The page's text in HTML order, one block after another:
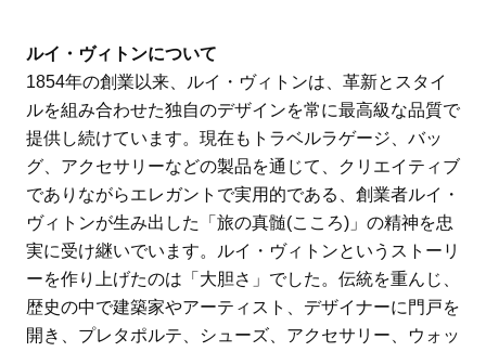
ルイ・ヴィトンについて
1854年の創業以来、ルイ・ヴィトンは、革新とスタイ
ルを組み合わせた独自のデザインを常に最高級な品質で
提供し続けています。現在もトラベルラゲージ、バッ
グ、アクセサリーなどの製品を通じて、クリエイティブ
でありながらエレガントで実用的である、創業者ルイ・
ヴィトンが生み出した「旅の真髄(こころ)」の精神を忠
実に受け継いでいます。ルイ・ヴィトンというストーリ
ーを作り上げたのは「大胆さ」でした。伝統を重んじ、
歴史の中で建築家やアーティスト、デザイナーに門戸を
開き、プレタポルテ、シューズ、アクセサリー、ウォッ